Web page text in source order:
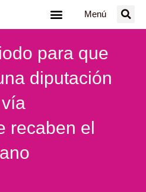
Menú
para que
diputación
recaben el